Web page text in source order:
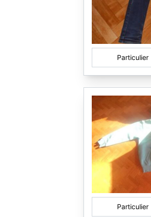
Particulier
Particulier